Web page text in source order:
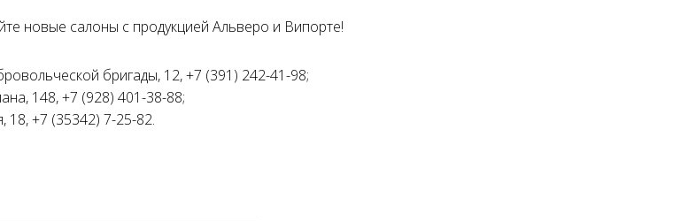
новые салоны с продукцией Альверо и Випорте!
бригады, 12, +7 (391) 242-41-98;
148, +7 (928) 401-38-88;
18, +7 (35342) 7-25-82.